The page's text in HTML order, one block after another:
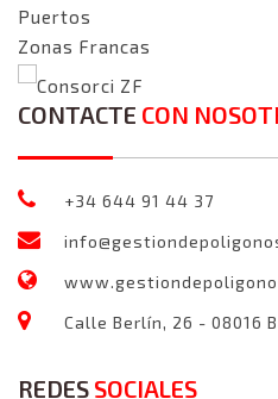
Puertos
Zonas Francas
Consorci ZF
CONTACTE CON
+34 644 91 44 37
Calle Berlín, 26 - 08016
REDES SOCIALES